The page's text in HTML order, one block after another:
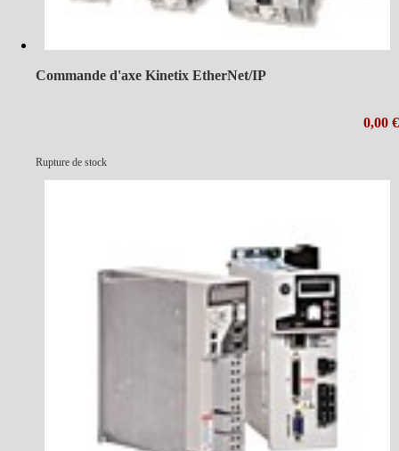
Commande d'axe Kinetix EtherNet/IP
0,00 €
Rupture de stock